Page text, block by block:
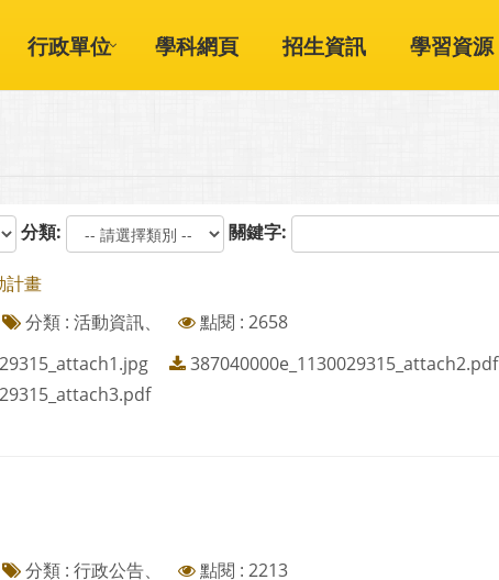
行政單位 學科網頁 招生資訊 學習資源
分類: 關鍵字:
計畫
分類 : 活動資訊、
點閱 : 2658
387040000e_1130029315_attach2.pdf
分類 : 行政公告、
點閱 : 2213